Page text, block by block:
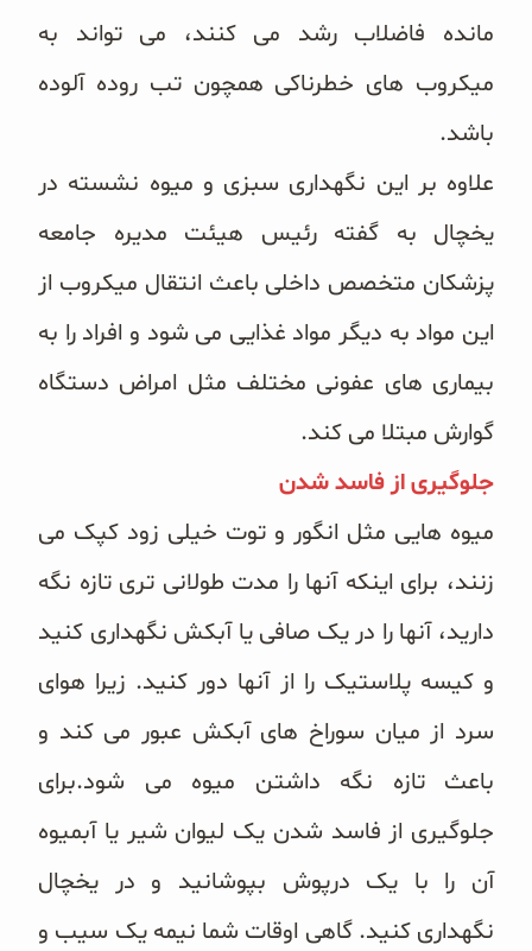
مانده فاضلاب رشد می کنند، می تواند به
میکروب های خطرناکی همچون تب روده آلوده
باشد.
علاوه بر این نگهداری سبزی و میوه نشسته در
یخچال به گفته رئیس هیئت مدیره جامعه
پزشکان متخصص داخلی باعث انتقال میکروب از
این مواد به دیگر مواد غذایی می شود و افراد را به
بیماری های عفونی مختلف مثل امراض دستگاه
گوارش مبتلا می کند.
جلوگیری از فاسد شدن
میوه هایی مثل انگور و توت خیلی زود کپک می
زنند، برای اینکه آنها را مدت طولانی تری تازه نگه
دارید، آنها را در یک صافی یا آبکش نگهداری کنید
و کیسه پلاستیک را از آنها دور کنید. زیرا هوای
سرد از میان سوراخ های آبکش عبور می کند و
باعث تازه نگه داشتن میوه می شود.برای
جلوگیری از فاسد شدن یک لیوان شیر یا آبمیوه
آن را با یک درپوش بپوشانید و در یخچال
نگهداری کنید. گاهی اوقات شما نیمه یک سیب و